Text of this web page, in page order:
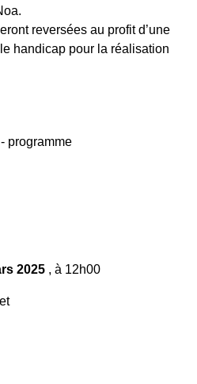
reversées au profit d’une
handicap pour la réalisation
programme
2025 , à 12h00